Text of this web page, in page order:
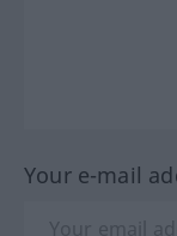
Your e-mail